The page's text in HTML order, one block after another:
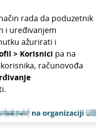
rada da poduzetnik
i uređivanjem
ažurirati i
> Korisnici pa na
računovođa